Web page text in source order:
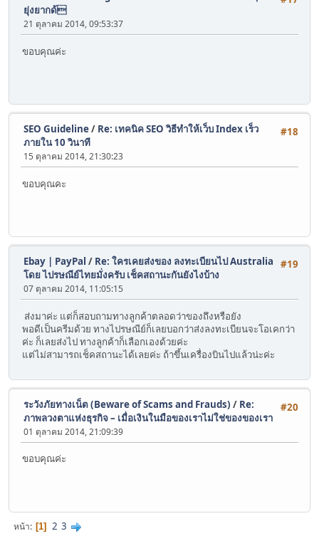
ยุ่งยากด้
21 ตุลาคม 2014, 09:53:37
ขอบคุณค่ะ
#18
SEO Guideline/ Re: เทคนิค SEO วิธีทำให้เว็บ Index เร็ว
ภายใน 10 วินาที
15 ตุลาคม 2014, 21:30:23
ขอบคุณคะ
#19
Ebay | PayPal / Re: ใครเคยส่งของ ลงทะเบียนไป Australia
โดย ไปรษณีย์ไทยมั่งครับ เช็คสถานะกันยังไงบ้าง
07 ตุลาคม 2014, 11:05:15
ส่งมาค่ะ แต่ก็สอบถามทางลูกค้าตลอดว่าของถึงหรือยัง
พอดีเป็นครีมด้วย ทางไปรษณีย์ก็เลยบอกว่าส่งลงทะเบียนจะโอเคกว่า
ค่ะ ก็เลยส่งไป ทางลูกค้าก็เลือกเองด้วยค่ะ
แต่ไม่สามารถเช็คสถานะได้เลยค่ะ ถ้าขึ้นเครื่องบินไปแล้วน่ะค่ะ
#20
ระวังภัยทางเน็ต (Beware of Scams and Frauds) / Re:
ภาพลวงตาแห่งธุรกิจ – เมื่อเงินในมือของเราไม่ใช่ของของเรา
01 ตุลาคม 2014, 21:09:39
ขอบคุณค่ะ
หน้า 1 2 3